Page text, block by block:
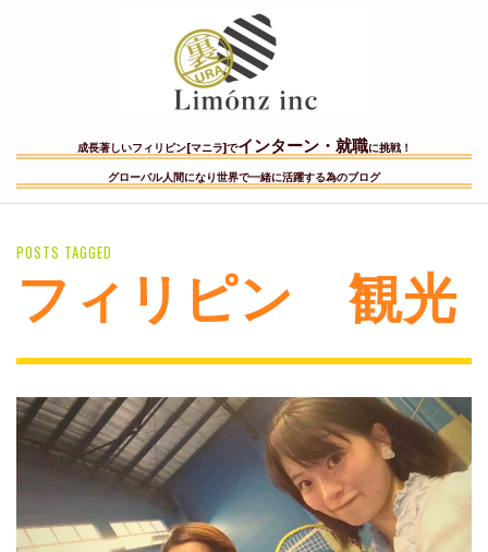
成長著しいフィリピン[マニラ]でインターン・就職に挑戦！
グローバル人間になり世界で一緒に活躍する為のブログ
POSTS TAGGED
フィリピン 観光